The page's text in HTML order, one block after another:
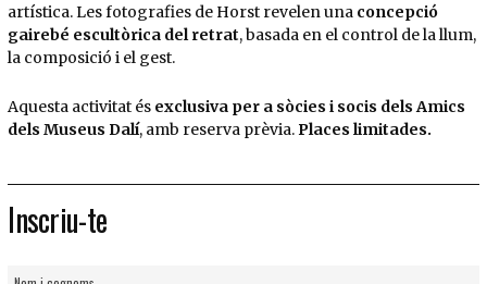
artística. Les fotografies de Horst revelen una concepció
gairebé escultòrica del retrat, basada en el control de la llum,
la composició i el gest.
Aquesta activitat és exclusiva per a sòcies i socis dels Amics
dels Museus Dalí, amb reserva prèvia.Places limitades.
Inscriu-te